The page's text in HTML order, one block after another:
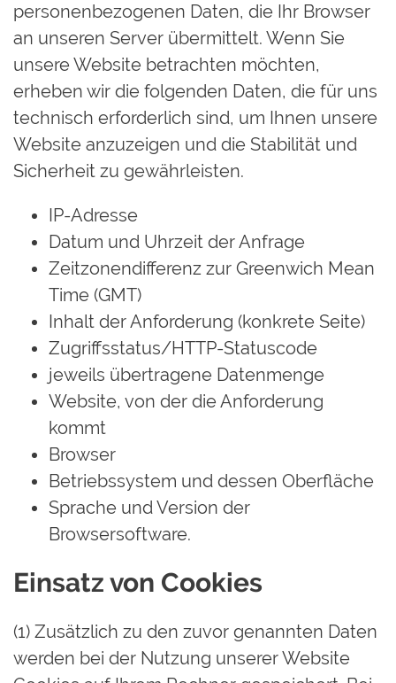
personenbezogenen Daten, die Ihr Browser
an unseren Server übermittelt. Wenn Sie
unsere Website betrachten möchten,
erheben wir die folgenden Daten, die für uns
technisch erforderlich sind, um Ihnen unsere
Website anzuzeigen und die Stabilität und
Sicherheit zu gewährleisten.
IP-Adresse
Datum und Uhrzeit der Anfrage
Zeitzonendifferenz zur Greenwich Mean
Time (GMT)
Inhalt der Anforderung (konkrete Seite)
Zugriffsstatus/HTTP-Statuscode
jeweils übertragene Datenmenge
Website, von der die Anforderung
kommt
Browser
Betriebssystem und dessen Oberfläche
Sprache und Version der
Browsersoftware.
Einsatz von Cookies
(1) Zusätzlich zu den zuvor genannten Daten
werden bei der Nutzung unserer Website